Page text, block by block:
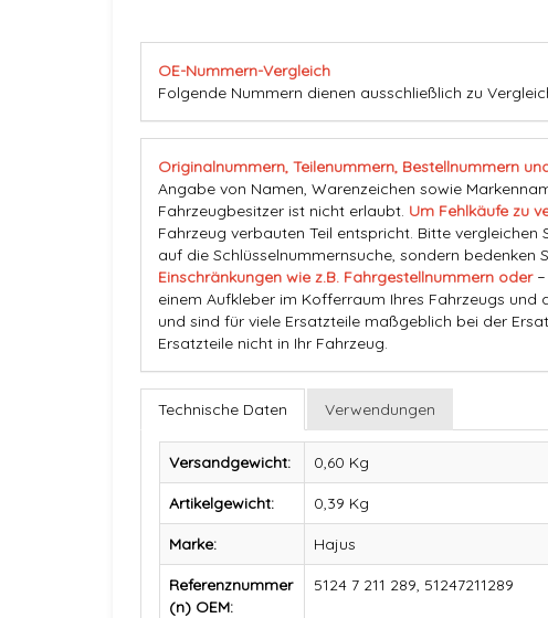
OE-Nummern-Vergleich
Folgende Nummern dienen ausschließlich zu
Originalnummern, Teilenummern, Bestellnummern
Angabe von Namen, Warenzeichen sowie
Fahrzeugbesitzer ist nicht erlaubt. Um Fehlkäufe zu
Fahrzeug verbauten Teil entspricht. Bitte
auf die Schlüsselnummernsuche, sondern
Einschränkungen wie z.B. Fahrgestellnummern oder−
einem Aufkleber im Kofferraum Ihres Fahrzeugs
und sind für viele Ersatzteile maßgeblich bei der
Ersatzteile nicht in Ihr Fahrzeug.
Technische Daten Verwendungen
Versandgewicht: 0,60 Kg
Artikelgewicht: 0,39 Kg
Marke: Hajus
Referenznummer
(n) OEM:
5124 7 211 289, 51247211289